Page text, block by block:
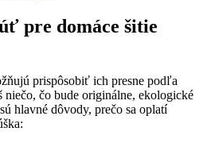
pre domáce šitie
prispôsobiť ich presne podľa
čo bude originálne, ekologické
hlavné dôvody, prečo sa oplatí